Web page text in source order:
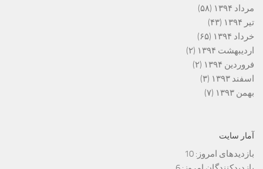
مرداد ۱۳۹۴
(۵۸)
تیر ۱۳۹۴
(۴۳)
خرداد ۱۳۹۴
(۶۵)
اردیبهشت ۱۳۹۴
(۲)
فروردین ۱۳۹۴
(۲)
اسفند ۱۳۹۳
(۳)
بهمن ۱۳۹۳
(۷)
آمار سایت
بازدیدهای امروز: 10